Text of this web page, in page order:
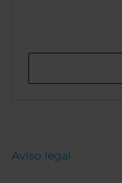
Aviso legal